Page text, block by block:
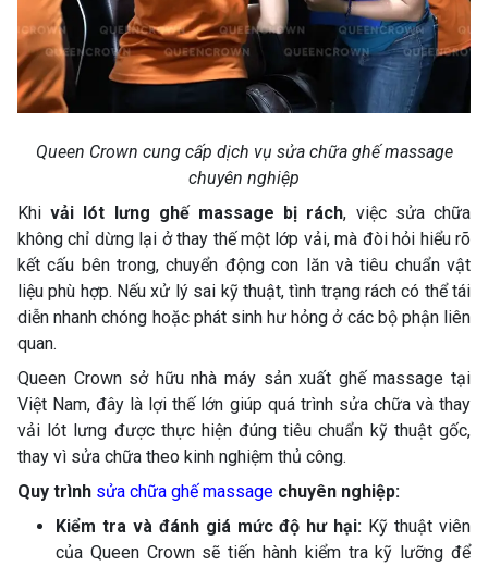
Queen Crown cung cấp dịch vụ sửa chữa ghế massage
chuyên nghiệp
Khivải lót lưng ghế massage bị rách, việc sửa chữa
không chỉ dừng lại ở thay thế một lớp vải, mà đòi hỏi hiểu rõ
kết cấu bên trong, chuyển động con lăn và tiêu chuẩn vật
liệu phù hợp. Nếu xử lý sai kỹ thuật, tình trạng rách có thể tái
diễn nhanh chóng hoặc phát sinh hư hỏng ở các bộ phận liên
quan.
Queen Crown sở hữu nhà máy sản xuất ghế massage tại
Việt Nam, đây là lợi thế lớn giúp quá trình sửa chữa và thay
vải lót lưng được thực hiện đúng tiêu chuẩn kỹ thuật gốc,
thay vì sửa chữa theo kinh nghiệm thủ công.
Quy trình sửa chữa ghế massage chuyên nghiệp:
Kiểm tra và đánh giá mức độ hư hại: Kỹ thuật viên
của Queen Crown sẽ tiến hành kiểm tra kỹ lưỡng để